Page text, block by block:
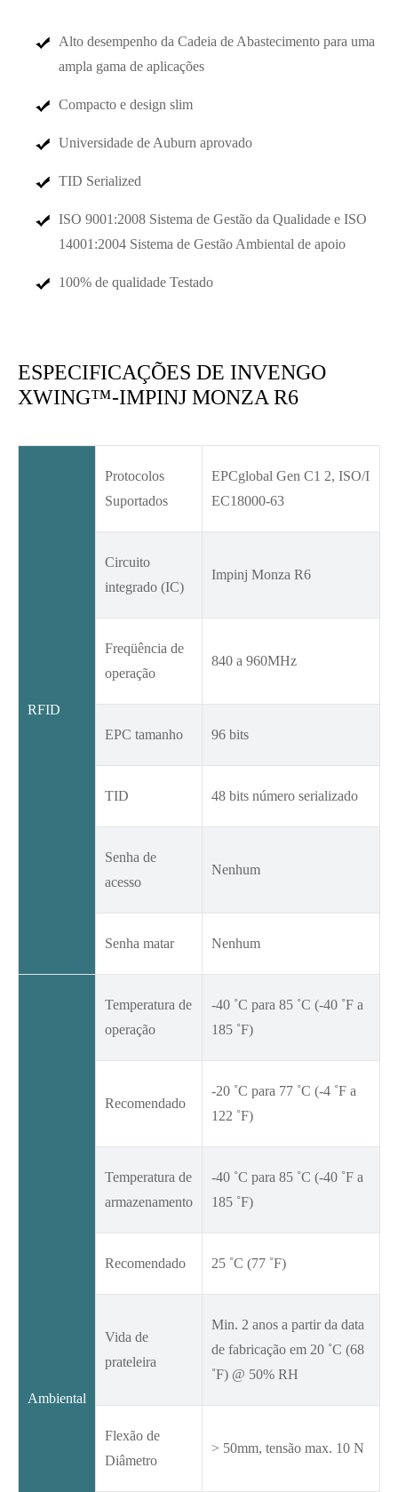
Alto desempenho da Cadeia de Abastecimento para uma
ampla gama de aplicações
Compacto e design slim
Universidade de Auburn aprovado
TID Serialized
ISO 9001:2008 Sistema de Gestão da Qualidade e ISO
14001:2004 Sistema de Gestão Ambiental de apoio
100% de qualidade Testado
ESPECIFICAÇÕES DE INVENGO
XWING™-IMPINJ MONZA R6
RFID
Protocolos
Suportados
EPCglobal Gen C1 2, ISO/I
EC18000-63
Circuito
integrado (IC)
Impinj Monza R6
Freqüência de
operação
840 a 960MHz
EPC tamanho 96 bits
TID 48 bits número serializado
Senha de
acesso
Nenhum
Senha matar Nenhum
Ambiental
Temperatura de
operação
-40 ˚C para 85 ˚C (-40 ˚F a
185 ˚F)
Recomendado
-20 ˚C para 77 ˚C (-4 ˚F a
122 ˚F)
Temperatura de
armazenamento
-40 ˚C para 85 ˚C (-40 ˚F a
185 ˚F)
Recomendado 25 ˚C (77 ˚F)
Vida de
prateleira
Min. 2 anos a partir da data
de fabricação em 20 ˚C (68
˚F) @ 50% RH
Flexão de
Diâmetro
> 50mm, tensão max. 10 N